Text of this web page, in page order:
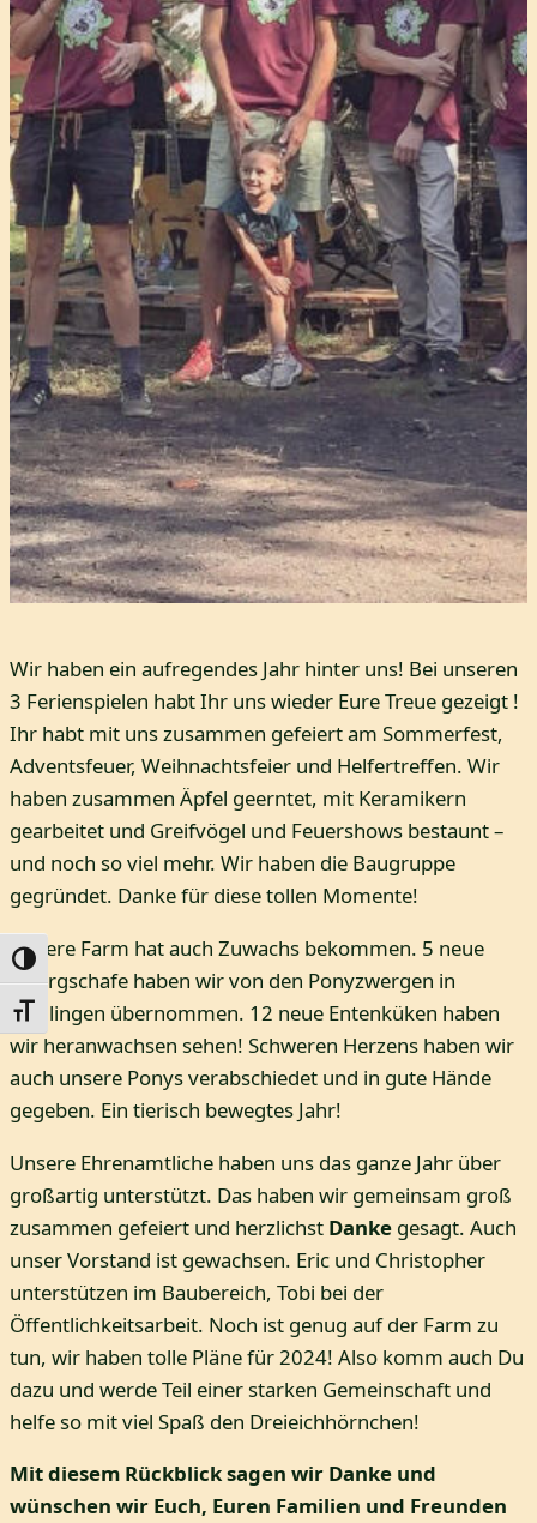
Umschalten auf hohe Kontraste
Schrift vergrößern
Wir haben ein aufregendes Jahr hinter uns! Bei unseren
3 Ferienspielen habt Ihr uns wieder Eure Treue gezeigt !
Ihr habt mit uns zusammen gefeiert am Sommerfest,
Adventsfeuer, Weihnachtsfeier und Helfertreffen. Wir
haben zusammen Äpfel geerntet, mit Keramikern
gearbeitet und Greifvögel und Feuershows bestaunt –
und noch so viel mehr. Wir haben die Baugruppe
gegründet. Danke für diese tollen Momente!
Unsere Farm hat auch Zuwachs bekommen. 5 neue
Zwergschafe haben wir von den Ponyzwergen in
Sindlingen übernommen. 12 neue Entenküken haben
wir heranwachsen sehen! Schweren Herzens haben wir
auch unsere Ponys verabschiedet und in gute Hände
gegeben. Ein tierisch bewegtes Jahr!
Unsere Ehrenamtliche haben uns das ganze Jahr über
großartig unterstützt. Das haben wir gemeinsam groß
zusammen gefeiert und herzlichst Danke gesagt. Auch
unser Vorstand ist gewachsen. Eric und Christopher
unterstützen im Baubereich, Tobi bei der
Öffentlichkeitsarbeit. Noch ist genug auf der Farm zu
tun, wir haben tolle Pläne für 2024! Also komm auch Du
dazu und werde Teil einer starken Gemeinschaft und
helfe so mit viel Spaß den Dreieichhörnchen!
Mit diesem Rückblick sagen wir Danke und
wünschen wir Euch, Euren Familien und Freunden